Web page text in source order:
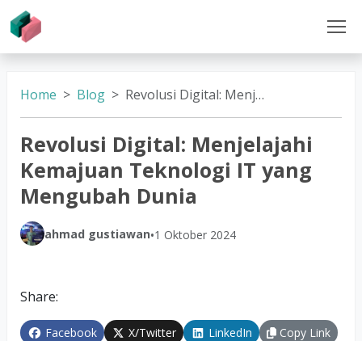
Home Blog Revolusi Digital: Menjelajahi Kemajuan Teknologi IT yang Mengubah Dunia
Revolusi Digital: Menjelajahi
Kemajuan Teknologi IT yang
Mengubah Dunia
ahmad gustiawan•1 Oktober 2024
Share:
Facebook X/Twitter LinkedIn Copy Link